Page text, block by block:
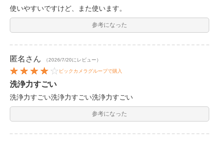
使いやすいですけど、また使います。
参考になった
匿名 さん （2026/7/20にレビュー）
ビックカメラグループで購入
洗浄力すごい
洗浄力すごい洗浄力すごい洗浄力すごい
参考になった